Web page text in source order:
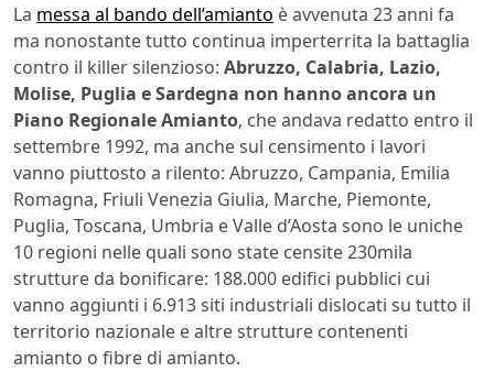
La messa al bando dell’amianto è avvenuta 23 anni fa
ma nonostante tutto continua imperterrita la battaglia
contro il killer silenzioso: Abruzzo, Calabria, Lazio,
Molise, Puglia e Sardegna non hanno ancora un
Piano Regionale Amianto, che andava redatto entro il
settembre 1992, ma anche sul censimento i lavori
vanno piuttosto a rilento: Abruzzo, Campania, Emilia
Romagna, Friuli Venezia Giulia, Marche, Piemonte,
Puglia, Toscana, Umbria e Valle d’Aosta sono le uniche
10 regioni nelle quali sono state censite 230mila
strutture da bonificare: 188.000 edifici pubblici cui
vanno aggiunti i 6.913 siti industriali dislocati su tutto il
territorio nazionale e altre strutture contenenti
amianto o fibre di amianto.